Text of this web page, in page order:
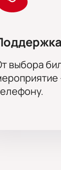
выбора